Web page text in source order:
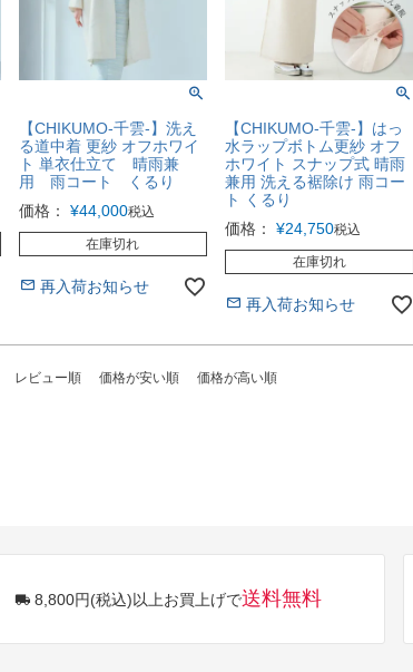
【CHIKUMO-千雲-】洗え
る道中着 更紗 オフホワイ
ト 単衣仕立て 晴雨兼
用 雨コート くるり
価格：
¥44,000税込
在庫切れ
再入荷お知らせ
【CHIKUMO-千雲-】はっ
水ラップボトム更紗 オフ
ホワイト スナップ式 晴雨
兼用 洗える裾除け 雨コー
ト くるり
価格：
¥24,750税込
在庫切れ
再入荷お知らせ
レビュー順 価格が安い順 価格が高い順
8,800円(税込)以上お買上げで送料無料